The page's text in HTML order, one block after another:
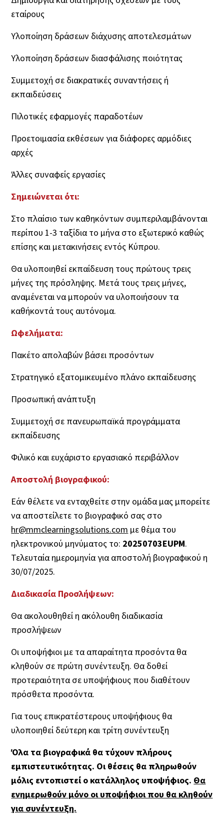
εταίρους
Υλοποίηση δράσεων διάχυσης αποτελεσμάτων
Υλοποίηση δράσεων διασφάλισης ποιότητας
Συμμετοχή σε διακρατικές συναντήσεις ή
εκπαιδεύσεις
Πιλοτικές εφαρμογές παραδοτέων
Προετοιμασία εκθέσεων για διάφορες αρμόδιες
αρχές
Άλλες συναφείς εργασίες
Σημειώνεται ότι:
Στο πλαίσιο των καθηκόντων συμπεριλαμβάνονται
περίπου 1-3 ταξίδια το μήνα στο εξωτερικό καθώς
επίσης και μετακινήσεις εντός Κύπρου.
Θα υλοποιηθεί εκπαίδευση τους πρώτους τρεις
μήνες της πρόσληψης. Μετά τους τρεις μήνες,
αναμένεται να μπορούν να υλοποιήσουν τα
καθήκοντά τους αυτόνομα.
Ωφελήματα:
Πακέτο απολαβών βάσει προσόντων
Στρατηγικό εξατομικευμένο πλάνο εκπαίδευσης
Προσωπική ανάπτυξη
Συμμετοχή σε πανευρωπαϊκά προγράμματα
εκπαίδευσης
Φιλικό και ευχάριστο εργασιακό περιβάλλον
Αποστολή βιογραφικού:
Εάν θέλετε να ενταχθείτε στην ομάδα μας μπορείτε
να αποστείλετε το βιογραφικό σας στο
hr@mmclearningsolutions.comμε θέμα του
ηλεκτρονικού μηνύματος το: 20250703EUPM.
Τελευταία ημερομηνία για αποστολή βιογραφικού η
30/07/2025.
Διαδικασία Προσλήψεων:
Θα ακολουθηθεί η ακόλουθη διαδικασία
προσλήψεων
Οι υποψήφιοι με τα απαραίτητα προσόντα θα
κληθούν σε πρώτη συνέντευξη. Θα δοθεί
προτεραιότητα σε υποψήφιους που διαθέτουν
πρόσθετα προσόντα.
Για τους επικρατέστερους υποψήφιους θα
υλοποιηθεί δεύτερη και τρίτη συνέντευξη
Όλα τα βιογραφικά θα τύχουν πλήρους
εμπιστευτικότητας. Οι θέσεις θα πληρωθούν
μόλις εντοπιστεί ο κατάλληλος υποψήφιος. Θα
ενημερωθούν μόνο οι υποψήφιοι που θα κληθούν
για συνέντευξη.